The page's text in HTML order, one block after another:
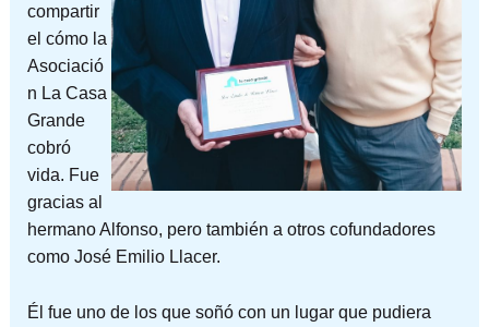
compartir
el cómo la
Asociació
n La Casa
Grande
cobró
vida. Fue
gracias al
hermano Alfonso, pero también a otros cofundadores
como José Emilio Llacer.
Él fue uno de los que soñó con un lugar que pudiera